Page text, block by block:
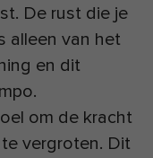
De rust die je
alleen van het
en dit
om de kracht
vergroten. Dit